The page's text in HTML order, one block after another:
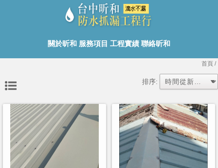
關於昕和 服務項目 工程實績 聯絡昕和
首頁/
排序: